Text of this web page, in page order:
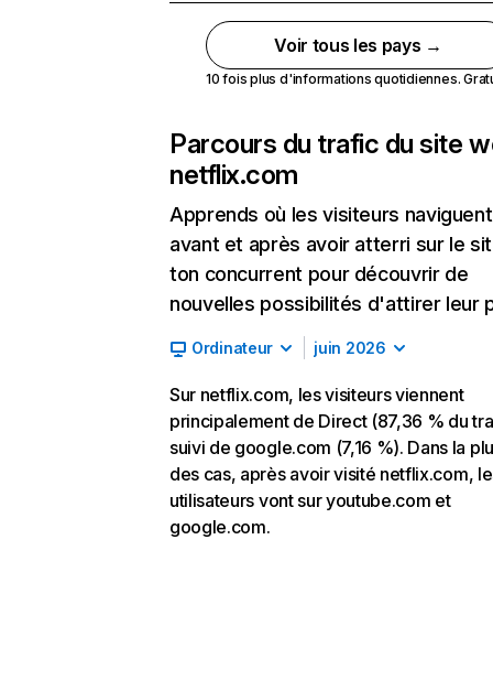
Voir tous les pays →
10 fois plus d'informations quotidiennes.
Parcours du trafic du site
netflix.com
Apprends où les visiteurs naviguent
avant et après avoir atterri sur le
ton concurrent pour découvrir de
nouvelles possibilités d'attirer leur
Ordinateur juin 2026
Sur netflix.com, les visiteurs viennent
principalement de Direct (87,36 % du
suivi de google.com (7,16 %). Dans la
des cas, après avoir visité netflix.com,
utilisateurs vont sur youtube.com et
google.com.